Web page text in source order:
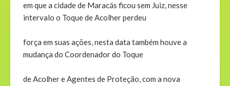
em que a cidade de Maracás ficou sem Juiz, nesse
intervalo o Toque de Acolher perdeu
força em suas ações, nesta data também houve a
mudança do Coordenador do Toque
de Acolher e Agentes de Proteção, com a nova